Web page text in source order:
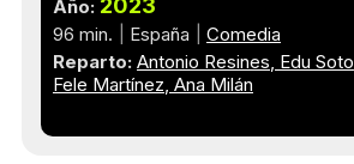
Año: 2023
96 min. España
Comedia
Reparto: Antonio Resines Edu Soto
Fele Martínez Ana Milán